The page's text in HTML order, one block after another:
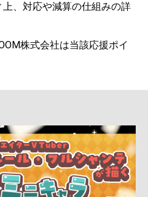
、対応や減算の仕組みの詳
株式会社は当該応援ポイ